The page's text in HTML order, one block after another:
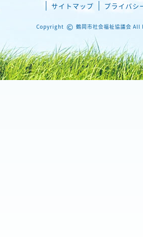
サイトマップ プライバシ
Copyright © 鶴岡市社会福祉協議会